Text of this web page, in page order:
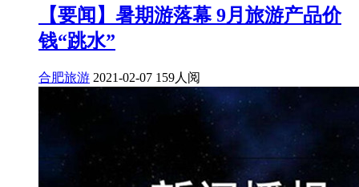
【要闻】暑期游落幕 9月旅游产品价
钱“跳水”
合肥旅游 2021-02-07 159人阅